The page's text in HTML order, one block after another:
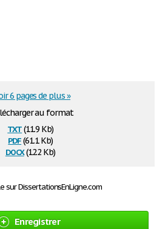
au format
txt(11.9 Kb)
pdf(61.1 Kb)
docx(12.2 Kb)
6 pages de plus »
sur DissertationsEnLigne.com
Enregistrer